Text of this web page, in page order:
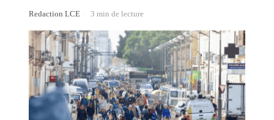
Redaction LCE 3 min de lecture